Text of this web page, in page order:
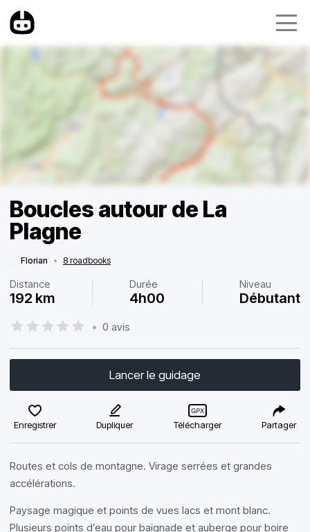
Boucles autour de La
Plagne
Florian • 8 roadbooks
Distance
192 km
Durée
4h00
Niveau
Débutant
• 0 avis
Lancer le guidage
Enregistrer Dupliquer Télécharger Partager
Routes et cols de montagne. Virage serrées et grandes
accélérations.
Paysage magique et points de vues lacs et mont blanc.
Plusieurs points d’eau pour baignade et auberge pour boire